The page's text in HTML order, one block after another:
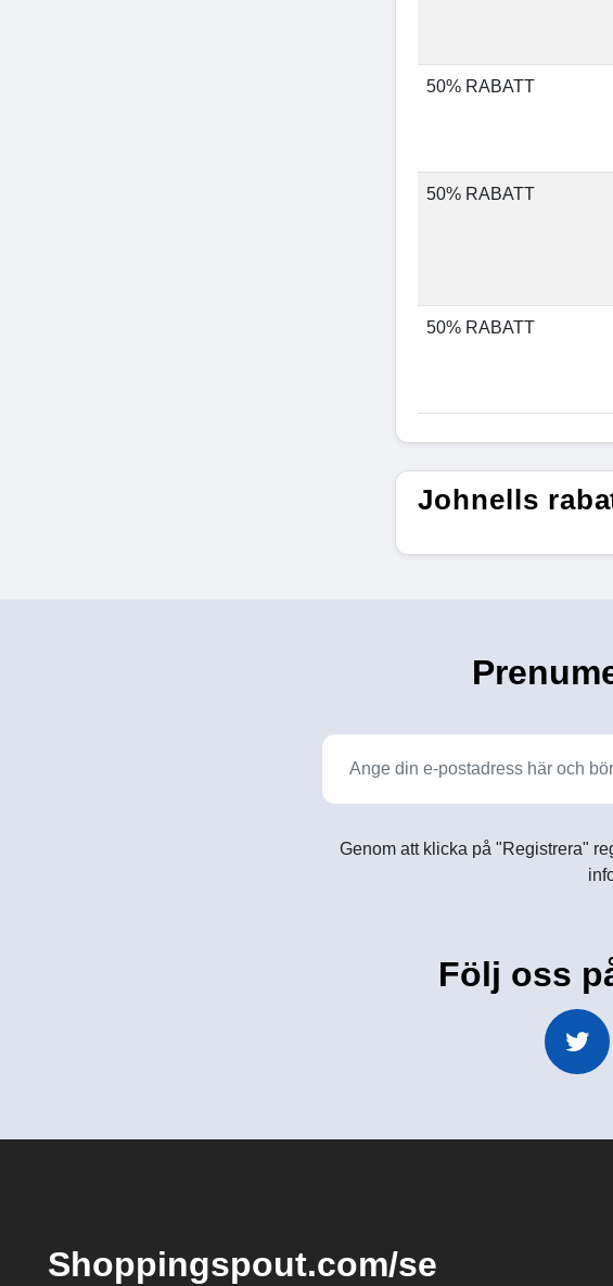
50% RABATT
50% RABATT
50% RABATT
Johnells
Genom att klicka på "Registrera"
Följ oss
Shoppingspout.com/se